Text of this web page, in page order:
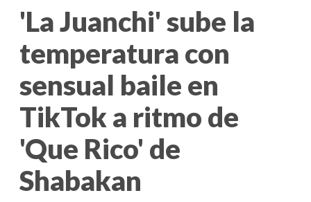
'La Juanchi' sube la
temperatura con
sensual baile en
TikTok a ritmo de
'Que Rico' de
Shabakan